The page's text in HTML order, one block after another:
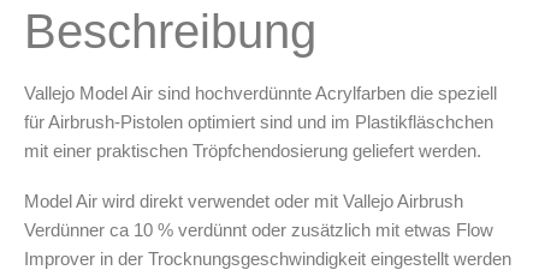
Leerbehälter & Mischzubehör
Gutscheine
Menge
Beschreibung
Vallejo Model Air sind hochverdünnte Acrylfarben die speziell
für Airbrush-Pistolen optimiert sind und im Plastikfläschchen
mit einer praktischen Tröpfchendosierung geliefert werden.
Model Air wird direkt verwendet oder mit Vallejo Airbrush
Verdünner ca 10 % verdünnt oder zusätzlich mit etwas Flow
Improver in der Trocknungsgeschwindigkeit eingestellt werden